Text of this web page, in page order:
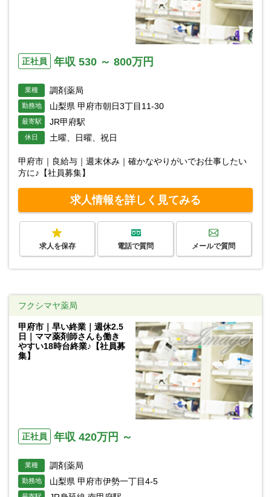
正社員 年収 530 ～ 800万円
業種 調剤薬局
勤務地 山梨県 甲府市朝日3丁目11-30
最寄駅 JR甲府駅
休日 土曜、日曜、祝日
甲府市｜良給与｜週末休み｜確かなやりがいでお仕事したい
方に♪【社員募集】
求人情報を詳しく見てみる
求人を保存 電話で質問 メールで質問
フクシマヤ薬局
甲府市｜早い終業｜週休2.5
日｜ママ薬剤師さんも働き
やすい18時台終業♪【社員募
集】
正社員 年収 420万円 ～
業種 調剤薬局
勤務地 山梨県 甲府市伊勢一丁目4-5